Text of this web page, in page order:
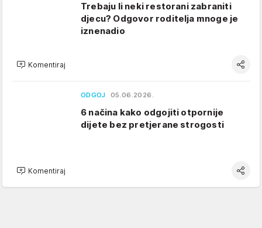
Trebaju li neki restorani zabraniti
djecu? Odgovor roditelja mnoge je
iznenadio
Komentiraj
ODGOJ 05.06.2026.
6 načina kako odgojiti otpornije
dijete bez pretjerane strogosti
Komentiraj